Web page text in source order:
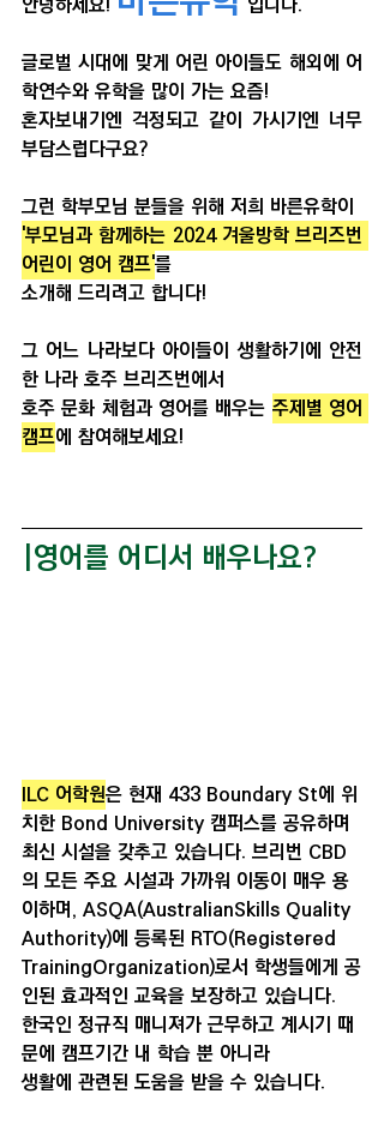
글로벌 시대에 맞게 어린 아이들도 해외에 어
학연수와 유학을 많이 가는 요즘!
혼자보내기엔 걱정되고 같이 가시기엔 너무
부담스럽다구요?
그런 학부모님 분들을 위해 저희 바른유학이
'부모님과 함께하는 2024 겨울방학 브리즈번
어린이 영어 캠프'를
소개해 드리려고 합니다!
그 어느 나라보다 아이들이 생활하기에 안전
한 나라 호주 브리즈번에서
호주 문화 체험과 영어를 배우는 주제별 영어
캠프에 참여해보세요!
|영어를 어디서 배우나요?
ILC 어학원은 현재 433 Boundary St에 위
치한 Bond University 캠퍼스를 공유하며
최신 시설을 갖추고 있습니다. 브리번 CBD
의 모든 주요 시설과 가까워 이동이 매우 용
이하며, ASQA(AustralianSkills Quality
Authority)에 등록된 RTO(Registered
TrainingOrganization)로서 학생들에게 공
인된 효과적인 교육을 보장하고 있습니다.
한국인 정규직 매니져가 근무하고 계시기 때
문에 캠프기간 내 학습 뿐 아니라
생활에 관련된 도움을 받을 수 있습니다.